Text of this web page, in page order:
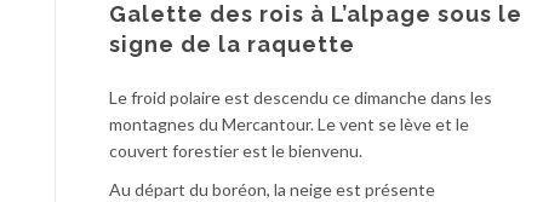
Galette des rois à L’alpage sous le
signe de la raquette
Le froid polaire est descendu ce dimanche dans les
montagnes du Mercantour. Le vent se lève et le
couvert forestier est le bienvenu.
Au départ du boréon, la neige est présente